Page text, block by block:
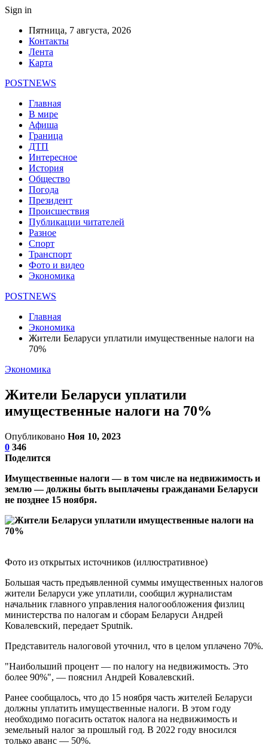
Sign in
Пятница, 7 августа, 2026
Контакты
Лента
Карта
POSTNEWS
Главная
В мире
Афиша
Граница
ДТП
Интересное
История
Общество
Погода
Президент
Происшествия
Публикации читателей
Разное
Спорт
Транспорт
Фото и видео
Экономика
POSTNEWS
Главная
Экономика
Жители Беларуси уплатили имущественные налоги на
70%
Экономика
Жители Беларуси уплатили
имущественные налоги на 70%
Опубликовано Ноя 10, 2023
0 346
Поделится
Имущественные налоги — в том числе на недвижимость и
землю — должны быть выплачены гражданами Беларуси
не позднее 15 ноября.
Фото из открытых источников (иллюстративное)
Большая часть предъявленной суммы имущественных налогов
жители Беларуси уже уплатили, сообщил журналистам
начальник главного управления налогообложения физлиц
министерства по налогам и сборам Беларуси Андрей
Ковалевский, передает Sputnik.
Представитель налоговой уточнил, что в целом уплачено 70%.
"Наибольший процент — по налогу на недвижимость. Это
более 90%", — пояснил Андрей Ковалевский.
Ранее сообщалось, что до 15 ноября часть жителей Беларуси
должны уплатить имущественные налоги. В этом году
необходимо погасить остаток налога на недвижимость и
земельный налог за прошлый год. В 2022 году вносился
только аванс — 50%.